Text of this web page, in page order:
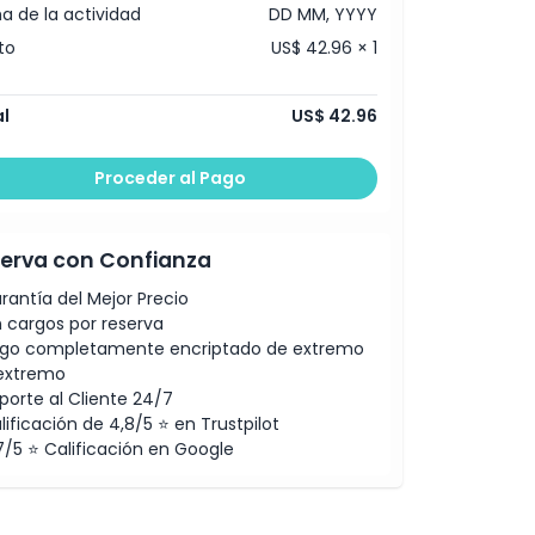
de la actividad
DD MM, YYYY
US$ 42.96 × 1
US$ 42.96
Proceder al Pago
con Confianza
del Mejor Precio
cargos por reserva
completamente encriptado de extremo
al Cliente 24/7
de 4,8/5 ⭐ en Trustpilot
5 ⭐ Calificación en Google